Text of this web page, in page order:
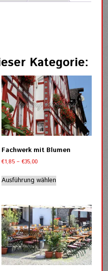
Kategorie:
Fachwerk mit Blumen
€1,85 – €35,00Preisspanne:
bis
€35,00
Ausführung wählenProdukt
Varianten
auf.
Die
Optionen
können
auf